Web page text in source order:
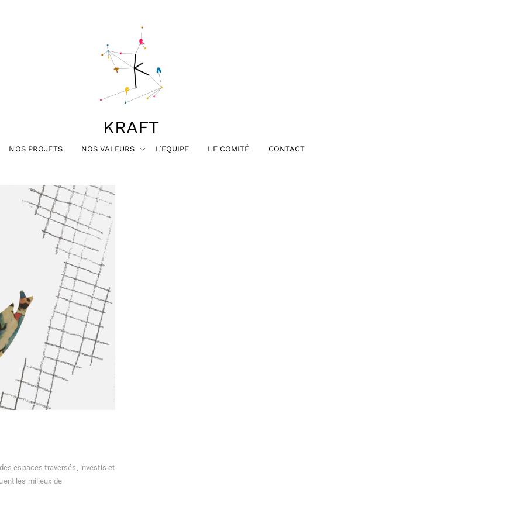
KRAFT
NOS PROJETS NOS VALEURS L’EQUIPE LE COMITÉ CONTACT
espaces traversés, investis et
les milieux de